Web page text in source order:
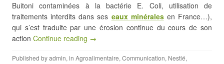
Buitoni contaminées à la bactérie E. Coli, utilisation de
traitements interdits dans ses eaux minéralesen France…),
qui s’est traduite par une érosion continue du cours de son
action Continue reading →
Published byadmin, in Agroalimentaire, Communication, Nestlé,